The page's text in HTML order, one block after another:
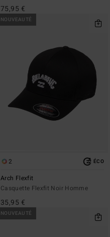
75,95 €
NOUVEAUTÉ
2 ÉCO
Arch Flexfit
Casquette Flexfit Noir Homme
35,95 €
NOUVEAUTÉ